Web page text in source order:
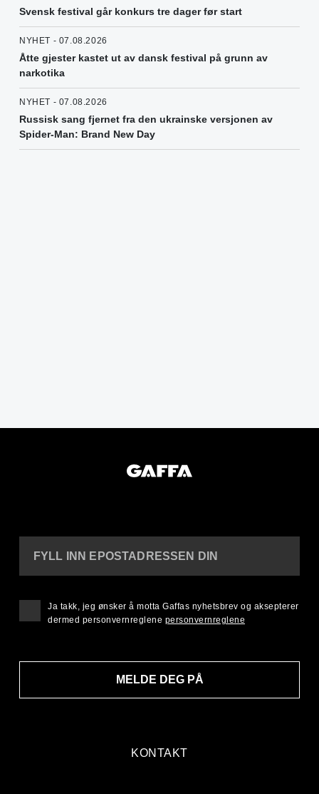
Svensk festival går konkurs tre dager før start
NYHET - 07.08.2026
Åtte gjester kastet ut av dansk festival på grunn av
narkotika
NYHET - 07.08.2026
Russisk sang fjernet fra den ukrainske versjonen av
Spider-Man: Brand New Day
KONTAKT
FYLL INN EPOSTADRESSEN DIN
MELDE DEG PÅ
Ja takk, jeg ønsker å motta Gaffas nyhetsbrev og aksepterer
dermed personvernreglene personvernreglene